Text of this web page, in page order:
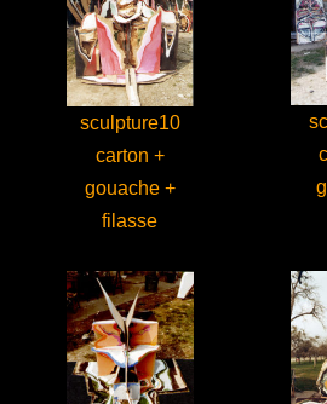
sculpture10
carton +
gouache +
filasse